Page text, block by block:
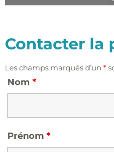
Contacter la
Les champs marqués d’un *
Nom *
Prénom *